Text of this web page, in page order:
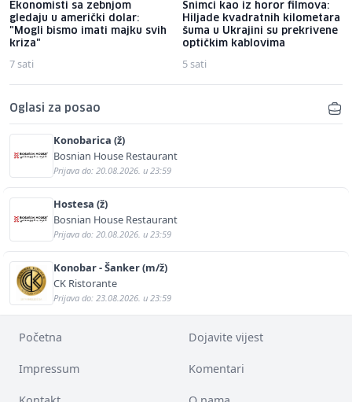
Ekonomisti sa zebnjom
gledaju u američki dolar:
"Mogli bismo imati majku svih
kriza"
7 sati
Snimci kao iz horor filmova:
Hiljade kvadratnih kilometara
šuma u Ukrajini su prekrivene
optičkim kablovima
5 sati
Oglasi za posao
Konobarica (ž)
Bosnian House Restaurant
Prijava do: 20.08.2026. u 23:59
Hostesa (ž)
Bosnian House Restaurant
Prijava do: 20.08.2026. u 23:59
Konobar - Šanker (m/ž)
CK Ristorante
Prijava do: 23.08.2026. u 23:59
Početna Dojavite vijest
Impressum Komentari